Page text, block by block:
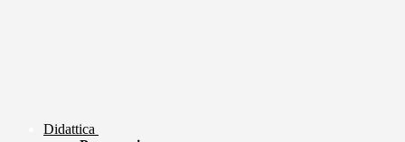
Didattica